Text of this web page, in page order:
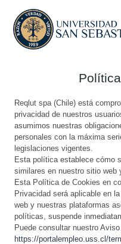
Reqlut spa (Chile) está
privacidad de nuestros
asumimos nuestras
personales con la máxima
legislaciones vigentes.
Esta política establece cómo
similares en nuestro sitio web
Esta Política de Cookies en
Privacidad será aplicable en
web y nuestras plataformas
políticas, suspende
Puede consultar nuestro
https://portalempleo.uss.cl/